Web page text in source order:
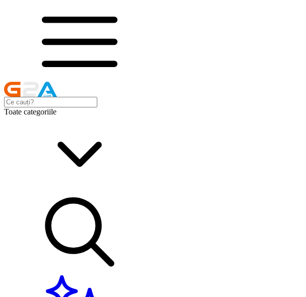
Toate categoriile